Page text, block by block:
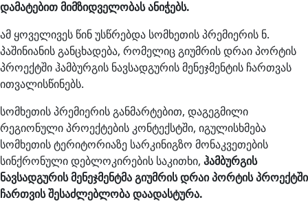
დამატებით მიმზიდველობას ანიჭებს.
ამ ყოველივეს წინ უსწრებდა სომხეთის პრემიერის ნ.
პაშინიანის განცხადება, რომელიც გიუმრის დრაი პორტის
პროექტში ჰამბურგის ნავსადგურის მენეჯმენტის ჩართვას
ითვალისწინებს.
სომხეთის პრემიერის განმარტებით, დაგეგმილი
რეგიონული პროექტების კონტექსტში, იგულისხმება
სომხეთის ტერიტორიაზე სარკინიგზო მონაკვეთების
სინქრონული დებლოკირების საკითხი, ჰამბურგის
ნავსადგურის მენეჯმენტმა გიუმრის დრაი პორტის პროექტში
ჩართვის შესაძლებლობა დაადასტურა.